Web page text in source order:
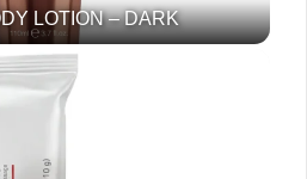
LOTION – DARK